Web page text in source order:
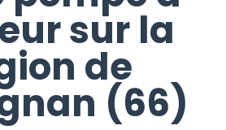
sur la
de
(66)